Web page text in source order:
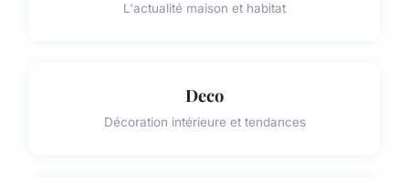
L'actualité maison et habitat
Deco
Décoration intérieure et tendances